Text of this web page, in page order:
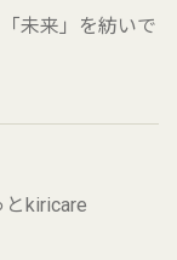
未来」を紡いで
kiricare